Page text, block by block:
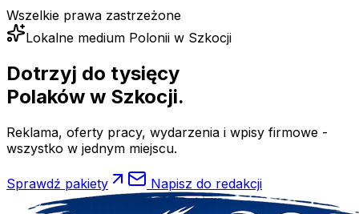
Wszelkie prawa zastrzeżone
Lokalne medium Polonii w Szkocji
Dotrzyj do tysięcy
Polaków w Szkocji.
Reklama, oferty pracy, wydarzenia i wpisy firmowe -
wszystko w jednym miejscu.
Sprawdź pakiety Napisz do redakcji